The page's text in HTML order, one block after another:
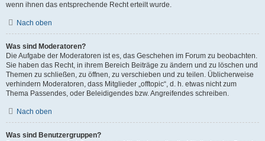
wenn ihnen das entsprechende Recht erteilt wurde.
Nach oben
Was sind Moderatoren?
Die Aufgabe der Moderatoren ist es, das Geschehen im Forum zu beobachten.
Sie haben das Recht, in ihrem Bereich Beiträge zu ändern und zu löschen und
Themen zu schließen, zu öffnen, zu verschieben und zu teilen. Üblicherweise
verhindern Moderatoren, dass Mitglieder „offtopic“, d. h. etwas nicht zum
Thema Passendes, oder Beleidigendes bzw. Angreifendes schreiben.
Nach oben
Was sind Benutzergruppen?